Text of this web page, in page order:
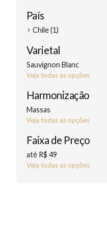
País
Chile (1)
Varietal
Sauvignon Blanc
Veja todas as opções
Harmonização
Massas
Veja todas as opções
Faixa de Preço
até R$ 49
Veja todas as opções